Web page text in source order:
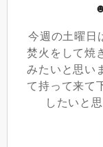
今週の土曜日
焚火をして焼
みたいと思い
て持って来て
したいと